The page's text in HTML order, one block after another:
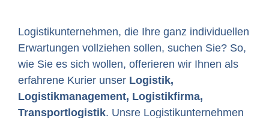
Logistikunternehmen, die Ihre ganz individuellen
Erwartungen vollziehen sollen, suchen Sie? So,
wie Sie es sich wollen, offerieren wir Ihnen als
erfahrene Kurier unser Logistik,
Logistikmanagement, Logistikfirma,
Transportlogistik. Unsre Logistikunternehmen